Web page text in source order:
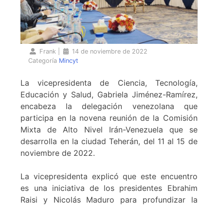
Frank
14 de noviembre de 2022
Categoría Mincyt
La vicepresidenta de Ciencia, Tecnología,
Educación y Salud, Gabriela Jiménez-Ramírez,
encabeza la delegación venezolana que
participa en la novena reunión de la Comisión
Mixta de Alto Nivel Irán-Venezuela que se
desarrolla en la ciudad Teherán, del 11 al 15 de
noviembre de 2022.
La vicepresidenta explicó que este encuentro
es una iniciativa de los presidentes Ebrahim
Raisi y Nicolás Maduro para profundizar la